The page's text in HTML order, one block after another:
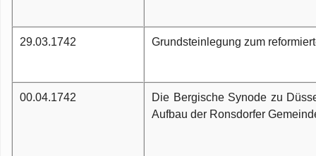
29.03.1742 Grundsteinlegung zum
00.04.1742
Die Bergische Synode zu
Aufbau der Ronsdorfer